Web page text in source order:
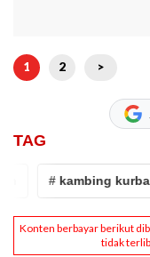
1 2 >
TAG
# kambing kurban